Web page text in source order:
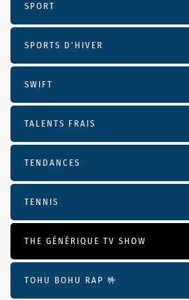
SPORT
SPORTS D'HIVER
SWIFT
TALENTS FRAIS
TENDANCES
TENNIS
THE GÉNÉRIQUE TV SHOW
TOHU BOHU RAP 🤟